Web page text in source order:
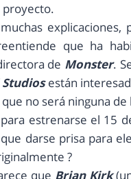
proyecto.
explicaciones,
que ha
de Monster.
están
no será ninguna
estrenarse el 15
darse prisa para
?
que Brian Kirk